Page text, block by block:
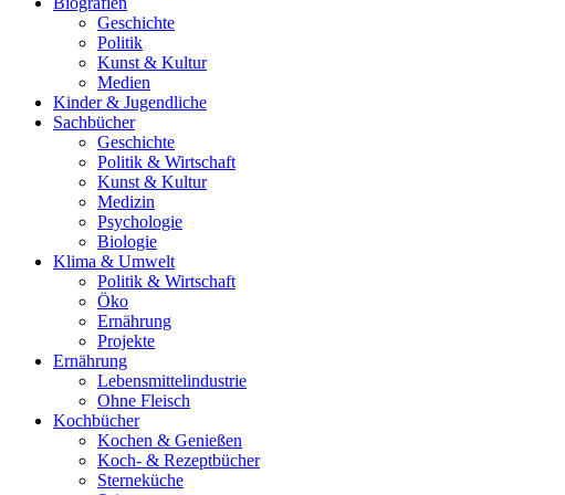
Geschichte
Politik
Kunst & Kultur
Medien
Kinder & Jugendliche
Sachbücher
Geschichte
Politik & Wirtschaft
Kunst & Kultur
Medizin
Psychologie
Biologie
Klima & Umwelt
Politik & Wirtschaft
Öko
Ernährung
Projekte
Ernährung
Lebensmittelindustrie
Ohne Fleisch
Kochbücher
Kochen & Genießen
Koch- & Rezeptbücher
Sterneküche